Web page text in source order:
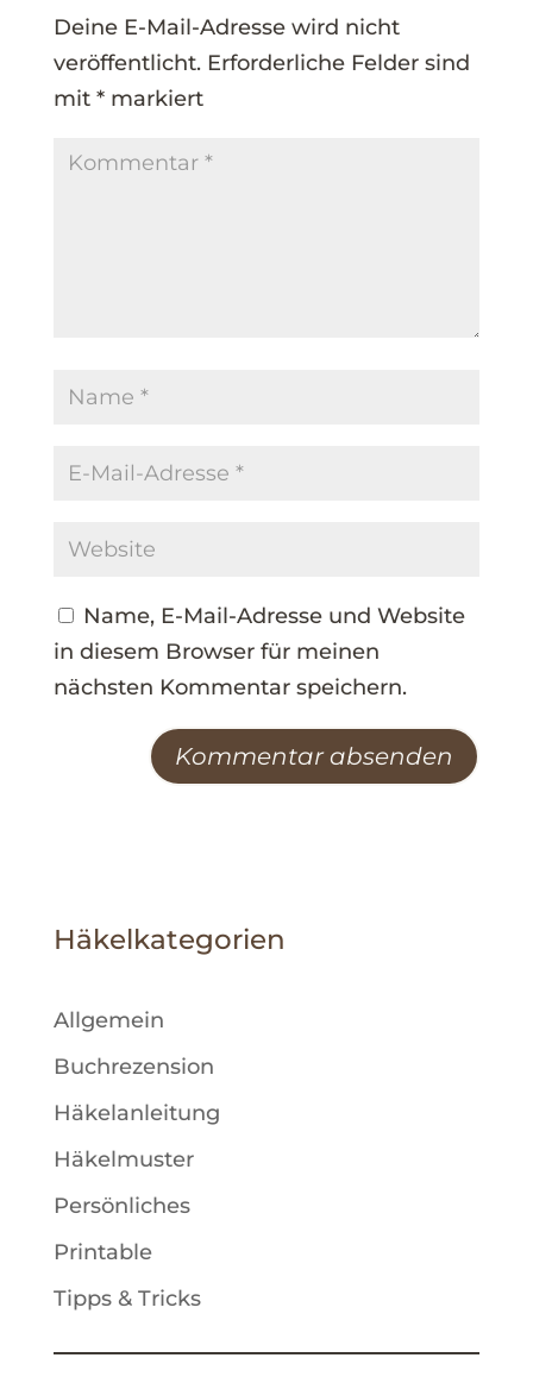
Deine E-Mail-Adresse wird nicht
veröffentlicht. Erforderliche Felder sind
mit *markiert
Name, E-Mail-Adresse und Website
in diesem Browser für meinen
nächsten Kommentar speichern.
r
a
t
v
e
:
Häkelkategorien
Allgemein
Buchrezension
Häkelanleitung
Häkelmuster
Persönliches
Printable
Tipps & Tricks